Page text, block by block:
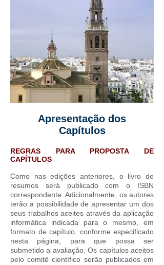
Apresentação dos
Capítulos
REGRAS PARA PROPOSTA DE
CAPÍTULOS
Como nas edições anteriores, o livro de
resumos será publicado com o ISBN
correspondente. Adicionalmente, os autores
terão a possibilidade de apresentar um dos
seus trabalhos aceites através da aplicação
informática indicada para o mesmo, em
formato de capítulo, conforme especificado
nesta página, para que possa ser
submetido a avaliação. Os capítulos aceitos
pelo comitê científico serão publicados em